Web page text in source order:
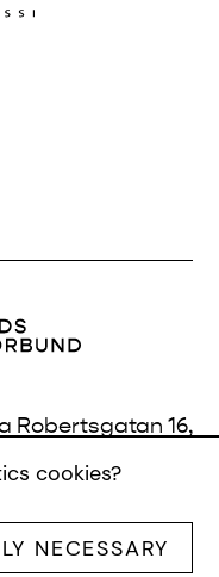
Robertsgatan 16,
TERO AHONEN
cookies?
NECESSARY